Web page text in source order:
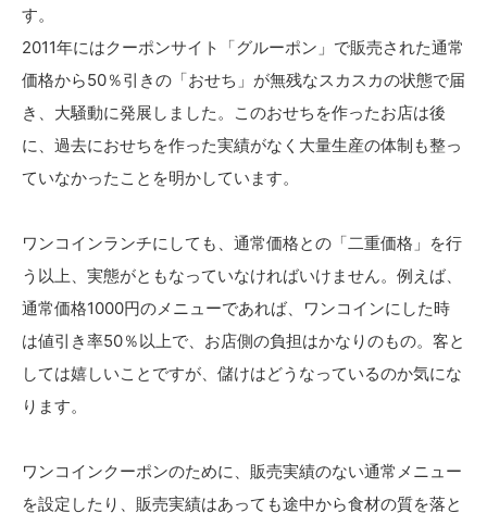
す。
2011年にはクーポンサイト「グルーポン」で販売された通常
価格から50％引きの「おせち」が無残なスカスカの状態で届
き、大騒動に発展しました。このおせちを作ったお店は後
に、過去におせちを作った実績がなく大量生産の体制も整っ
ていなかったことを明かしています。
ワンコインランチにしても、通常価格との「二重価格」を行
う以上、実態がともなっていなければいけません。例えば、
通常価格1000円のメニューであれば、ワンコインにした時
は値引き率50％以上で、お店側の負担はかなりのもの。客と
しては嬉しいことですが、儲けはどうなっているのか気にな
ります。
ワンコインクーポンのために、販売実績のない通常メニュー
を設定したり、販売実績はあっても途中から食材の質を落と